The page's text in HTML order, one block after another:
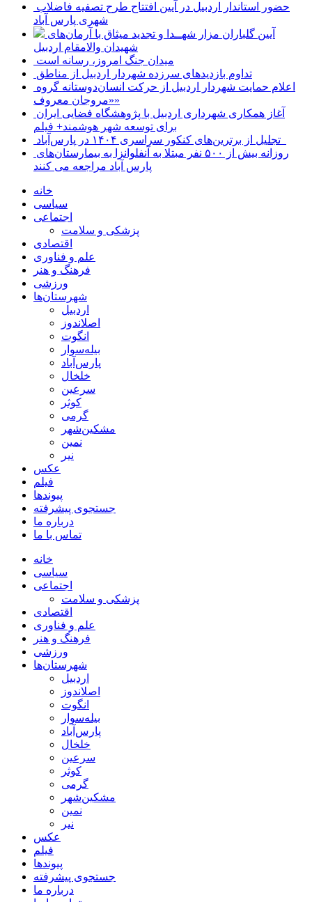
شهری پارس آباد
شهیدان والامقام اردبیل
میدان جنگ امروز، رسانه است
تداوم بازدیدهای سرزده شهردار اردبیل از مناطق
«مروجان معروف»
برای توسعه شهر هوشمند+ فیلم
پارس آباد مراجعه می کنند
خانه
سیاسی
اجتماعی
پزشکی و سلامت
اقتصادی
علم و فناوری
فرهنگ و هنر
ورزشی
شهرستان‌ها
اردبیل
اصلاندوز
انگوت
بیله‌سوار
پارس‌آباد
خلخال
سرعین
کوثر
گرمی
مشکین‌شهر
نمین
نیر
عکس
فیلم
پیوندها
جستجوی پیشرفته
درباره ما
تماس با ما
خانه
سیاسی
اجتماعی
پزشکی و سلامت
اقتصادی
علم و فناوری
فرهنگ و هنر
ورزشی
شهرستان‌ها
اردبیل
اصلاندوز
انگوت
بیله‌سوار
پارس‌آباد
خلخال
سرعین
کوثر
گرمی
مشکین‌شهر
نمین
نیر
عکس
فیلم
پیوندها
جستجوی پیشرفته
درباره ما